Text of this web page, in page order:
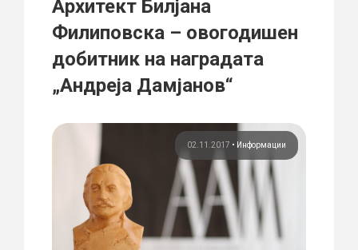
Архитект Билјана
Филиповска – овогодишен
добитник на наградата
„Андреја Дамјанов“
02.11.2017 • Информации